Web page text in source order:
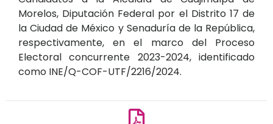
Morelos, Diputación Federal por el Distrito 17 de
la Ciudad de México y Senaduría de la República,
respectivamente, en el marco del Proceso
Electoral concurrente 2023-2024, identificado
como INE/Q-COF-UTF/2216/2024.